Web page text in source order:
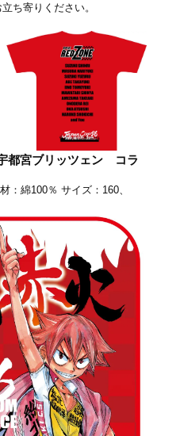
ち寄りください。
都宮ブリッツェン コラ
：綿100％ サイズ：160、